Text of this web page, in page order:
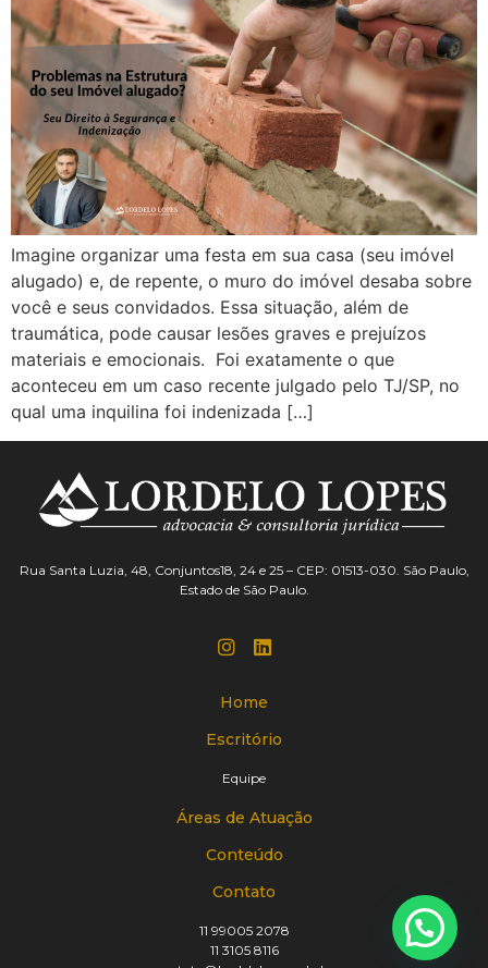
Imagine organizar uma festa em sua casa (seu imóvel
alugado) e, de repente, o muro do imóvel desaba sobre
você e seus convidados. Essa situação, além de
traumática, pode causar lesões graves e prejuízos
materiais e emocionais. Foi exatamente o que
aconteceu em um caso recente julgado pelo TJ/SP, no
qual uma inquilina foi indenizada […]
Rua Santa Luzia, 48, Conjuntos18, 24 e 25 – CEP: 01513-030. São Paulo,
Estado de São Paulo.
Home
Escritório
Equipe
Áreas de Atuação
Conteúdo
Contato
11 99005 2078
11 3105 8116